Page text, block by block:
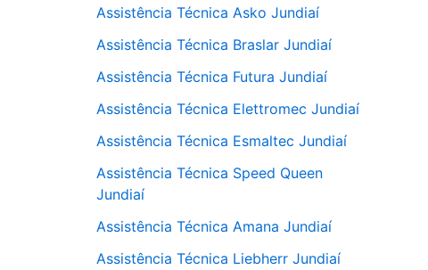
Assistência Técnica Asko Jundiaí
Assistência Técnica Braslar Jundiaí
Assistência Técnica Futura Jundiaí
Assistência Técnica Elettromec Jundiaí
Assistência Técnica Esmaltec Jundiaí
Assistência Técnica Speed Queen
Jundiaí
Assistência Técnica Amana Jundiaí
Assistência Técnica Liebherr Jundiaí